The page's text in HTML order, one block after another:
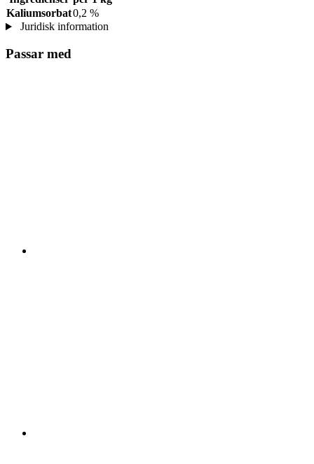
Kaliumsorbat0,2 %
Juridisk information
Passar med